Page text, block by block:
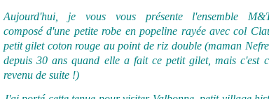
Aujourd'hui, je vous vous présente l'ensemble
composé d'une petite robe en popeline rayée avec col
petit gilet coton rouge au point de riz double (maman
depuis 30 ans quand elle a fait ce petit gilet, mais c'est
revenu de suite !)